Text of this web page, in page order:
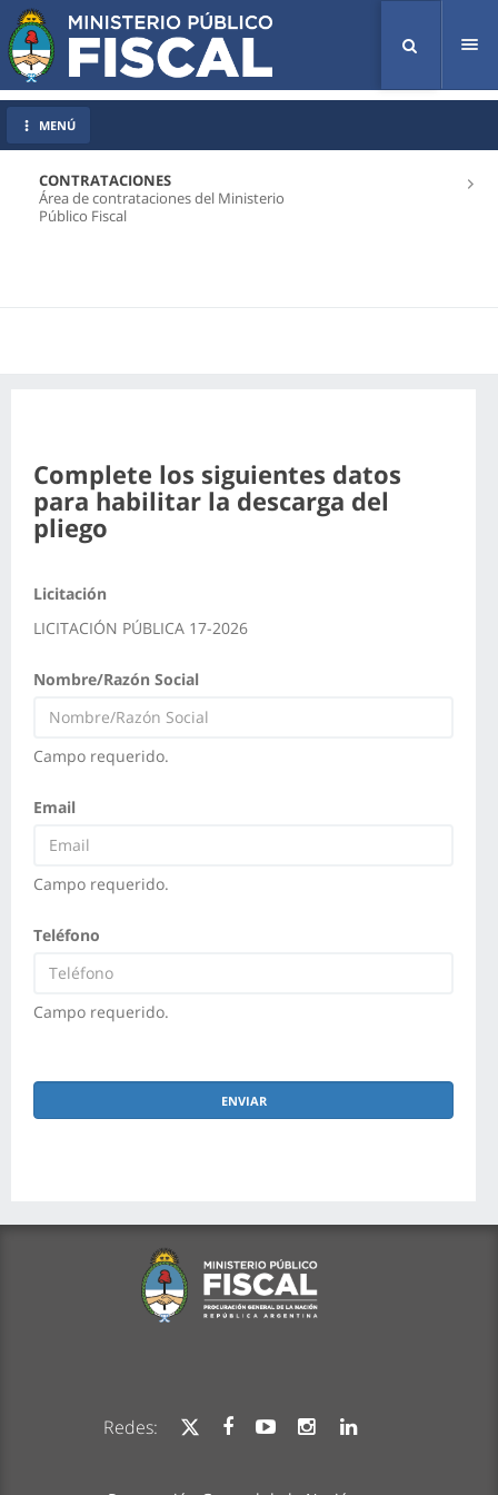
CONTRATACIONES
Área de contrataciones del Ministerio
Público Fiscal
MENÚ
Complete los siguientes datos
para habilitar la descarga del
pliego
Licitación
LICITACIÓN PÚBLICA 17-2026
Nombre/Razón Social
Campo requerido.
Email
Campo requerido.
Teléfono
Campo requerido.
Redes: